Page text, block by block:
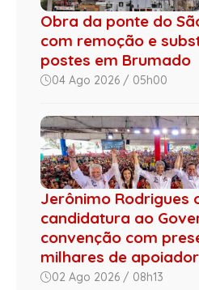
Obra da ponte do
com remoção e
postes em Brumado
04 Ago 2026 / 05h00
Jerônimo Rodrigues
candidatura ao
convenção com
milhares de
02 Ago 2026 / 08h13